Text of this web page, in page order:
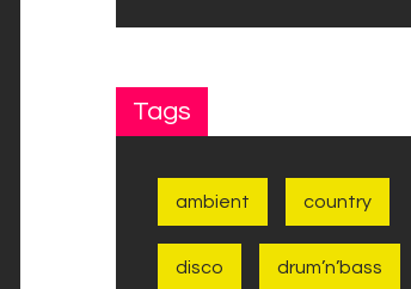
Tags
ambient country
disco drum’n’bass